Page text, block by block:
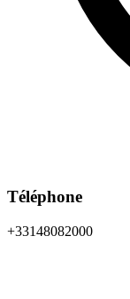
Téléphone
+33148082000